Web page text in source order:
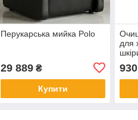
Перукарська мийка Polo
29 889₴
Купити
для
930